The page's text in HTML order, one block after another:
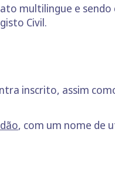
multilingue e sendo
Civil.
inscrito, assim
, com um nome de